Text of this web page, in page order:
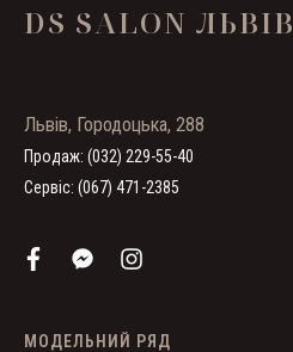
DS SALON ЛЬВІВ
Львів, Городоцька, 288
Продаж: (032) 229-55-40
Сервіс: (067) 471-2385
МОДЕЛЬНИЙ РЯД